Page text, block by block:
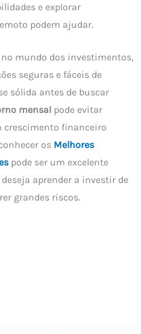
e explorar
podem ajudar.
mundo dos investimentos,
seguras e fáceis de
sólida antes de buscar
mensalpode evitar
crescimento financeiro
os Melhores
pode ser um excelente
aprender a investir de
grandes riscos.